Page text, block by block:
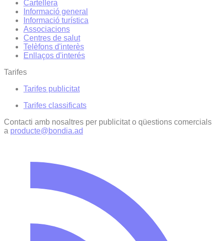
Cartellera
Informació general
Informació turística
Associacions
Centres de salut
Telèfons d'interès
Enllaços d'interés
Tarifes
Tarifes publicitat
Tarifes classificats
Contacti amb nosaltres per publicitat o qüestions comercials
a producte@bondia.ad